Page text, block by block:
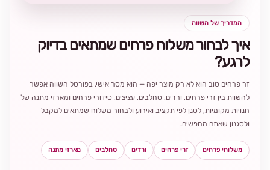
המדריך של השווה
איך לבחור משלוח פרחים שמתאים בדיוק
לרגע?
זר פרחים טוב הוא לא רק מוצר יפה — הוא מסר אישי. בפורטל השווה אפשר
להשוות בין זרי פרחים, ורדים, סחלבים, עציצים, סידורי פרחים ומארזי מתנה של
חנויות מקומיות, לסנן לפי תקציב ואירוע ולבחור משלוח שמתאים למקבל
ולסגנון שאתם מחפשים.
משלוחי פרחים זרי פרחים ורדים סחלבים מארזי מתנה